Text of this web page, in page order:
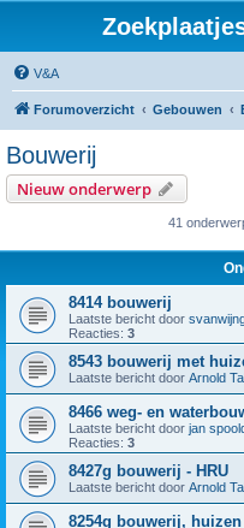
V&A
Forumoverzicht Gebouwen
Bouwerij
Nieuw onderwerp
41
8414 bouwerij
Laatste bericht door
Reacties: 3
8543 bouwerij met
Laatste bericht door Arnold
8466 weg- en
Laatste bericht door jan
Reacties: 3
8427g bouwerij - HRU
Laatste bericht door Arnold
8254g bouwerij,